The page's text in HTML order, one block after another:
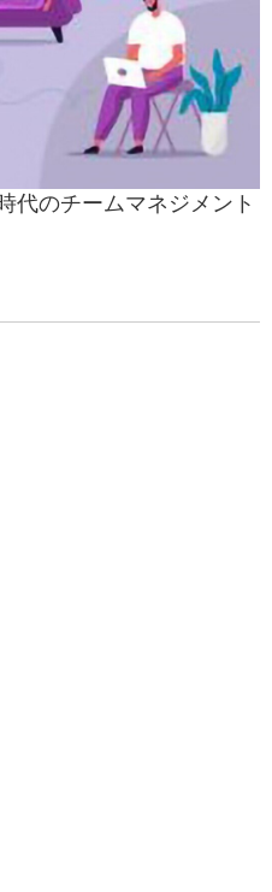
代のチームマネジメント